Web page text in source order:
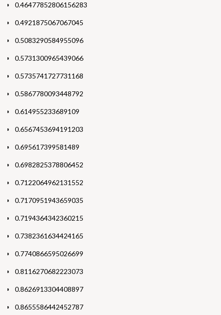
0.46477852806156283
0.4921875067067045
0.5083290584955096
0.5731300965439066
0.5735741727731168
0.5867780093448792
0.614955233689109
0.6567453694191203
0.695617399581489
0.6982825378806452
0.7122064962131552
0.7170951943659035
0.7194364342360215
0.7382361634424165
0.7740866595026699
0.8116270682223073
0.8626913304408897
0.8655586442452787